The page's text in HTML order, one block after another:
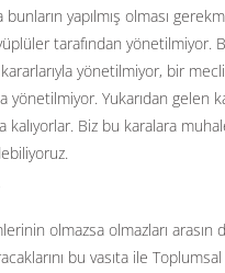
yapılmış olması
tarafından yönetilmiyor.
yönetilmiyor, bir
yönetilmiyor. Yukarıdan gelen
kalıyorlar. Biz bu karalara
olmazsa olmazları arasın
bu vasıta ile